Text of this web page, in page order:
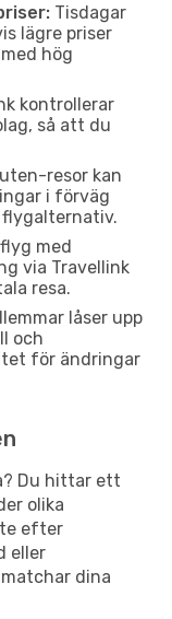
Tisdagar
lägre priser
hög
kontrollerar
så att du
resor kan
i förväg
med
via Travellink
resa.
låser upp
och
för ändringar
Du hittar ett
olika
efter
eller
dina